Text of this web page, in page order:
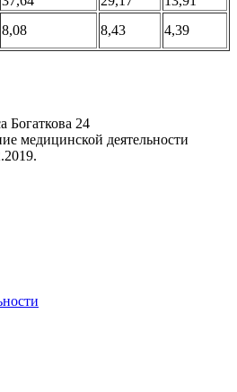
8,08 8,43 4,39
Богаткова 24
медицинской деятельности